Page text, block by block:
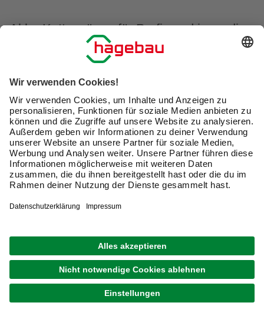
Akku-Kettensägen für Profis und jene, die
es werden wollen
Entdecke im Online Shop von hagebaumarkt hochwertige
fortschrittlichen Gartengeräte sind für Heimwerker mit
hohen Ansprüchen mit Lithium-Ionen-Akkus ausgestattet.
Diese modernen Batterien halten nicht nur lange, sondern
lassen sich in kurzer Zeit wieder vollständig aufladen. Für
eine komfortablere Handhabung der Akku-Kettensäge
sorgen Ausstattungsmerkmale wie etwa eine
Vibrationsdämpfung. Damit überträgt die Säge deutlich
weniger Schwingungen und Erschütterungen auf Deine
So findest Du schnell zur passenden Akku-